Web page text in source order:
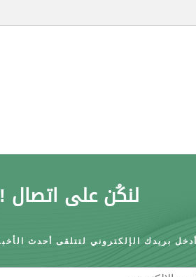
لنكُن على اتصال !